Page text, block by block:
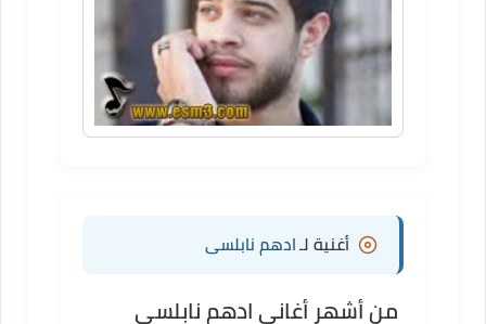
أغنية لـ ادهم نابلسى
من أشهر أغاني ادهم نابلسى